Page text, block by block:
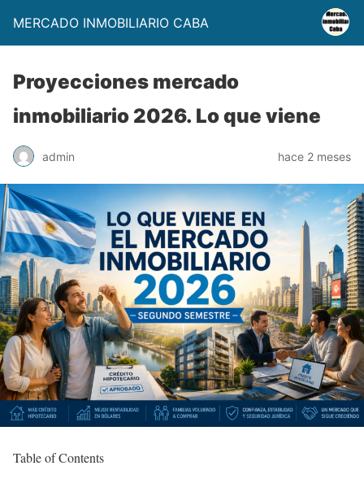
MERCADO INMOBILIARIO CABA
Proyecciones mercado
inmobiliario 2026. Lo que viene
admin hace 2 meses
Table of Contents